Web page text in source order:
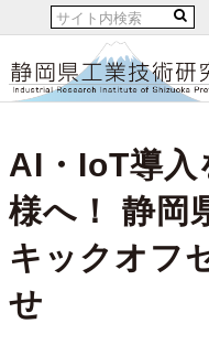
AI・IoT導入
様へ！ 静岡
キックオフ
せ